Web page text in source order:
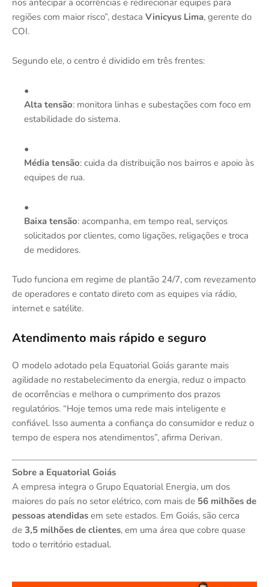
regiões com maior risco”, destaca Vinicyus Lima, gerente do
COI.
Segundo ele, o centro é dividido em três frentes:
Alta tensão: monitora linhas e subestações com foco em
estabilidade do sistema.
Média tensão: cuida da distribuição nos bairros e apoio às
equipes de rua.
Baixa tensão: acompanha, em tempo real, serviços
solicitados por clientes, como ligações, religações e troca
de medidores.
Tudo funciona em regime de plantão 24/7, com revezamento
de operadores e contato direto com as equipes via rádio,
internet e satélite.
Atendimento mais rápido e seguro
O modelo adotado pela Equatorial Goiás garante mais
agilidade no restabelecimento da energia, reduz o impacto
de ocorrências e melhora o cumprimento dos prazos
regulatórios. “Hoje temos uma rede mais inteligente e
confiável. Isso aumenta a confiança do consumidor e reduz o
tempo de espera nos atendimentos”, afirma Derivan.
Sobre a Equatorial Goiás
A empresa integra o Grupo Equatorial Energia, um dos
maiores do país no setor elétrico, com mais de 56 milhões de
pessoas atendidas em sete estados. Em Goiás, são cerca
de 3,5 milhões de clientes, em uma área que cobre quase
todo o território estadual.